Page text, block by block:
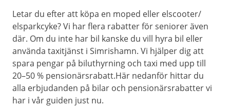
Letar du efter att köpa en moped eller elscooter/
elsparkcyke? Vi har flera rabatter för seniorer även
där. Om du inte har bil kanske du vill hyra bil eller
använda taxitjänst i Simrishamn. Vi hjälper dig att
spara pengar på biluthyrning och taxi med upp till
20–50 % pensionärsrabatt.Här nedanför hittar du
alla erbjudanden på bilar och pensionärsrabatter vi
har i vår guiden just nu.